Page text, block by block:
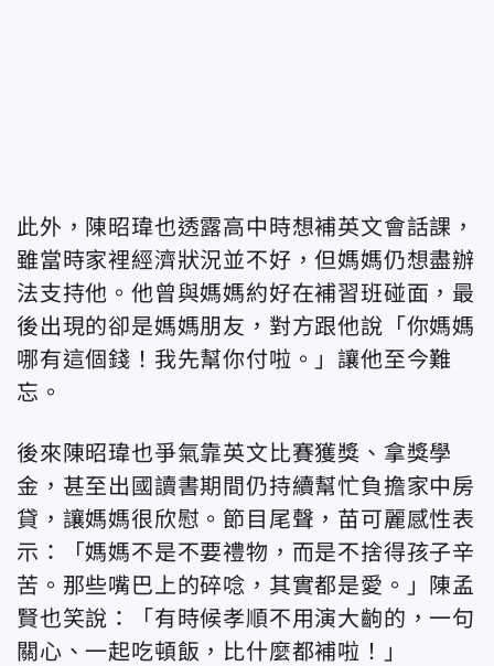
此外，陳昭瑋也透露高中時想補英文會話課，
雖當時家裡經濟狀況並不好，但媽媽仍想盡辦
法支持他。他曾與媽媽約好在補習班碰面，最
後出現的卻是媽媽朋友，對方跟他說「你媽媽
哪有這個錢！我先幫你付啦。」讓他至今難
忘。
後來陳昭瑋也爭氣靠英文比賽獲獎、拿獎學
金，甚至出國讀書期間仍持續幫忙負擔家中房
貸，讓媽媽很欣慰。節目尾聲，苗可麗感性表
示：「媽媽不是不要禮物，而是不捨得孩子辛
苦。那些嘴巴上的碎唸，其實都是愛。」陳孟
賢也笑說：「有時候孝順不用演大齣的，一句
關心、一起吃頓飯，比什麼都補啦！」